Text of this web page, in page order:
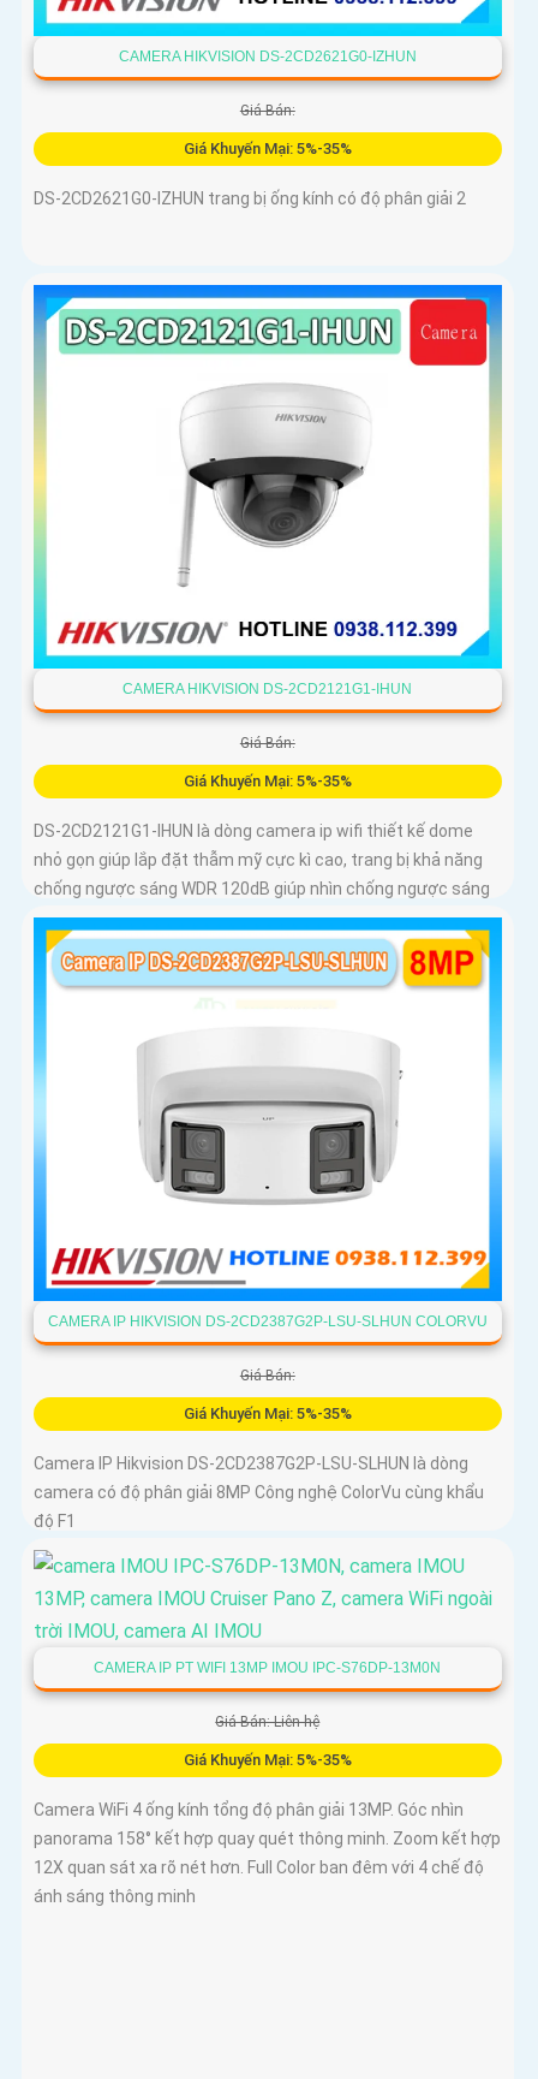
CAMERA HIKVISION DS-2CD2621G0-IZHUN
Giá Bán:
Giá Khuyến Mại: 5%-35%
DS-2CD2621G0-IZHUN trang bị ống kính có độ phân giải 2
CAMERA HIKVISION DS-2CD2121G1-IHUN
Giá Bán:
Giá Khuyến Mại: 5%-35%
DS-2CD2121G1-IHUN là dòng camera ip wifi thiết kế dome
nhỏ gọn giúp lắp đặt thẫm mỹ cực kì cao, trang bị khả năng
chống ngược sáng WDR 120dB giúp nhìn chống ngược sáng
tốt, trang bị tính năng thông minh hàng rào ảo, xâm nhập
vùng cấm, nhìn ban đêm bằng hồng ngoại 30m
CAMERA IP HIKVISION DS-2CD2387G2P-LSU-SLHUN COLORVU
Giá Bán:
Giá Khuyến Mại: 5%-35%
Camera IP Hikvision DS-2CD2387G2P-LSU-SLHUN là dòng
camera có độ phân giải 8MP Công nghệ ColorVu cùng khẩu
độ F1
CAMERA IP PT WIFI 13MP IMOU IPC-S76DP-13M0N
Giá Bán: Liên hệ
Giá Khuyến Mại: 5%-35%
Camera WiFi 4 ống kính tổng độ phân giải 13MP. Góc nhìn
panorama 158° kết hợp quay quét thông minh. Zoom kết hợp
12X quan sát xa rõ nét hơn. Full Color ban đêm với 4 chế độ
ánh sáng thông minh